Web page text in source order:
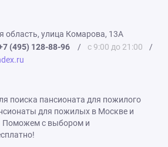
область, улица Комарова, 13А
(495) 128-88-96 / с 9:00 до 21:00
/
поиска пансионата для пожилого
для пожилых в Москве и
Поможем с выбором и